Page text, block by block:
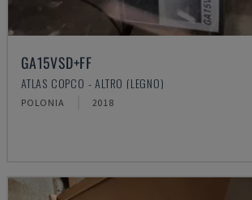
GA15VSD+FF
ATLAS COPCO - ALTRO (LEGNO)
POLONIA 2018